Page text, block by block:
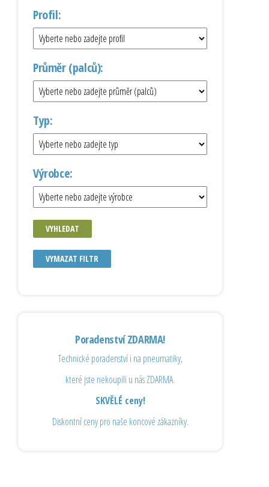
Profil:
Průměr (palců):
Typ:
Výrobce:
VYHLEDAT
VYMAZAT FILTR
Poradenství ZDARMA!
Technické poradenství i na pneumatiky,
které jste nekoupili u nás ZDARMA.
SKVĚLÉ ceny!
Diskontní ceny pro naše koncové zákazníky.